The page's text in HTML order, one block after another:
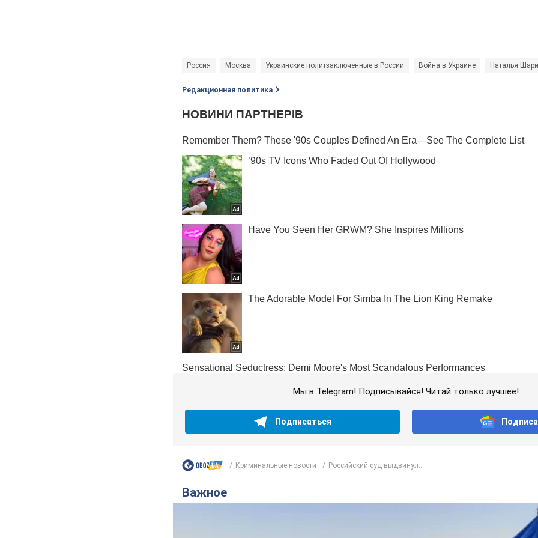
Россия Москва Украинские политзаключенные в России Война в Украине Наталья
Редакционная политика
Мы в Telegram! Подписывайся! Читай только лучшее!
Подписаться
Криминальные новости Российский суд выдвинул...
Важное